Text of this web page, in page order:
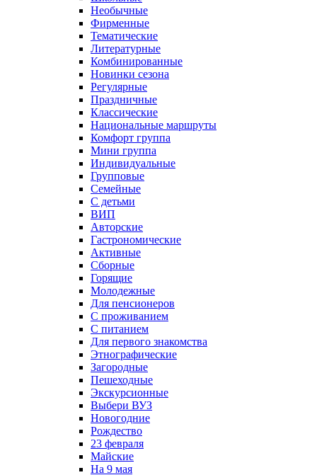
Необычные
Фирменные
Тематические
Литературные
Комбинированные
Новинки сезона
Регулярные
Праздничные
Классические
Национальные маршруты
Комфорт группа
Мини группа
Индивидуальные
Групповые
Семейные
С детьми
ВИП
Авторские
Гастрономические
Активные
Сборные
Горящие
Молодежные
Для пенсионеров
С проживанием
С питанием
Для первого знакомства
Этнографические
Загородные
Пешеходные
Экскурсионные
Выбери ВУЗ
Новогодние
Рождество
23 февраля
Майские
На 9 мая